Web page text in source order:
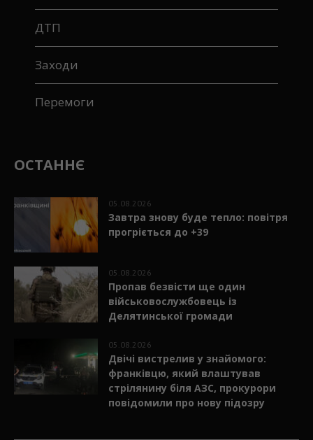
ДТП
Заходи
Перемоги
ОСТАННЄ
05.08.2026
Завтра знову буде тепло: повітря
прогріється до +39
05.08.2026
Пропав безвісти ще один
військовослужбовець із
Делятинської громади
05.08.2026
Двічі вистрелив у знайомого:
франківцю, який влаштував
стрілянину біля АЗС, прокурори
повідомили про нову підозру